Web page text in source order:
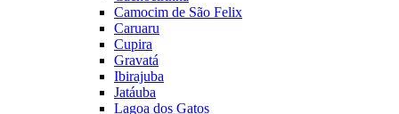
Camocim de São Felix
Caruaru
Cupira
Gravatá
Ibirajuba
Jatáuba
Lagoa dos Gatos